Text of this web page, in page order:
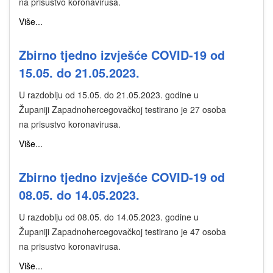
Više...
Zbirno tjedno izvješće COVID-19 od
15.05. do 21.05.2023.
U razdoblju od 15.05. do 21.05.2023. godine u
Županiji Zapadnohercegovačkoj testirano je 27 osoba
na prisustvo koronavirusa.
Više...
Zbirno tjedno izvješće COVID-19 od
08.05. do 14.05.2023.
U razdoblju od 08.05. do 14.05.2023. godine u
Županiji Zapadnohercegovačkoj testirano je 47 osoba
na prisustvo koronavirusa.
Više...